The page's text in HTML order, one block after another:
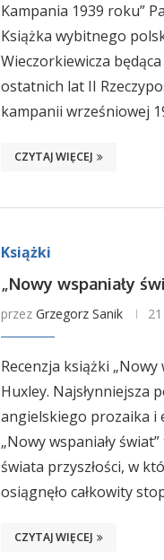
Kampania 1939 roku”
Książka wybitnego
Wieczorkiewicza
ostatnich lat II
kampanii wrześniowej
CZYTAJ WIĘCEJ
Książki
„Nowy wspaniały
przez Grzegorz Sanik
Recenzja książki „Nowy
Huxley. Najsłynniejsza
angielskiego prozaika i
„Nowy wspaniały
świata przyszłości, w
osiągnęło całkowity
CZYTAJ WIĘCEJ